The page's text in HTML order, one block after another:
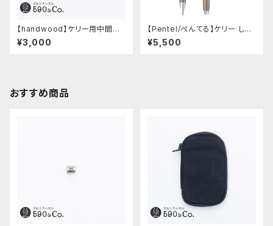
【handwood】ケリー用中間パ
ーツ/カスタムグリップ (多条/ス
テンレス)
¥3,000
【Pentel/ぺんてる】ケリー しー
さーコラボ限定カラー
¥5,500
おすすめ商品